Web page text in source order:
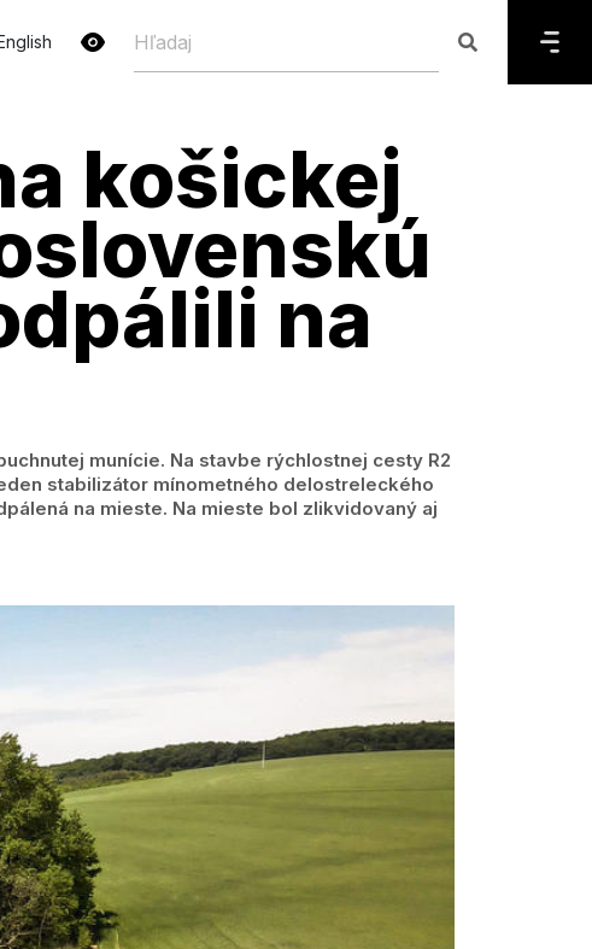
košickej
na
munície. Na stavbe rýchlostnej cesty R2
stabilizátor mínometného delostreleckého
na mieste. Na mieste bol zlikvidovaný aj